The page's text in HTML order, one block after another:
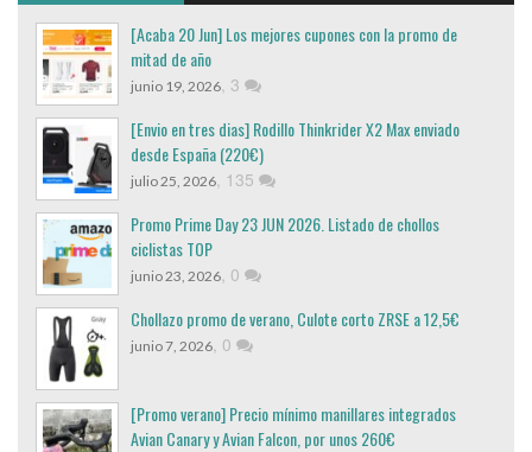
[Acaba 20 Jun] Los mejores cupones con la promo de
mitad de año
junio 19, 2026, 3
[Envio en tres dias] Rodillo Thinkrider X2 Max enviado
desde España (220€)
julio 25, 2026, 135
Promo Prime Day 23 JUN 2026. Listado de chollos
ciclistas TOP
junio 23, 2026, 0
Chollazo promo de verano, Culote corto ZRSE a 12,5€
junio 7, 2026, 0
[Promo verano] Precio mínimo manillares integrados
Avian Canary y Avian Falcon, por unos 260€